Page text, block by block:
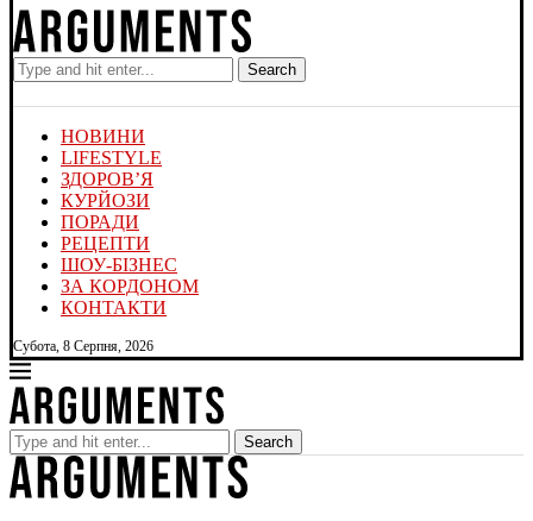
Search
НОВИНИ
LIFESTYLE
ЗДОРОВ’Я
КУРЙОЗИ
ПОРАДИ
РЕЦЕПТИ
ШОУ-БІЗНЕС
ЗА КОРДОНОМ
КОНТАКТИ
Субота, 8 Серпня, 2026
Search